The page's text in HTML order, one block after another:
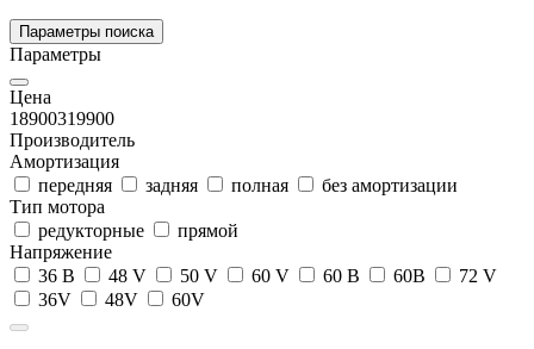
Параметры поиска
Параметры
Цена
18900319900
Производитель
Амортизация
передняя
задняя полная
без амортизации
Тип мотора
редукторные
прямой
Напряжение
36 В
48 V 50 V 60 V 60 В 60В
72 V
36V
48V 60V